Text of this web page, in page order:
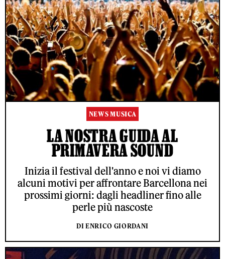
NEWS MUSICA
LA NOSTRA GUIDA AL
PRIMAVERA SOUND
Inizia il festival dell'anno e noi vi diamo
alcuni motivi per affrontare Barcellona nei
prossimi giorni: dagli headliner fino alle
perle più nascoste
DI ENRICO GIORDANI